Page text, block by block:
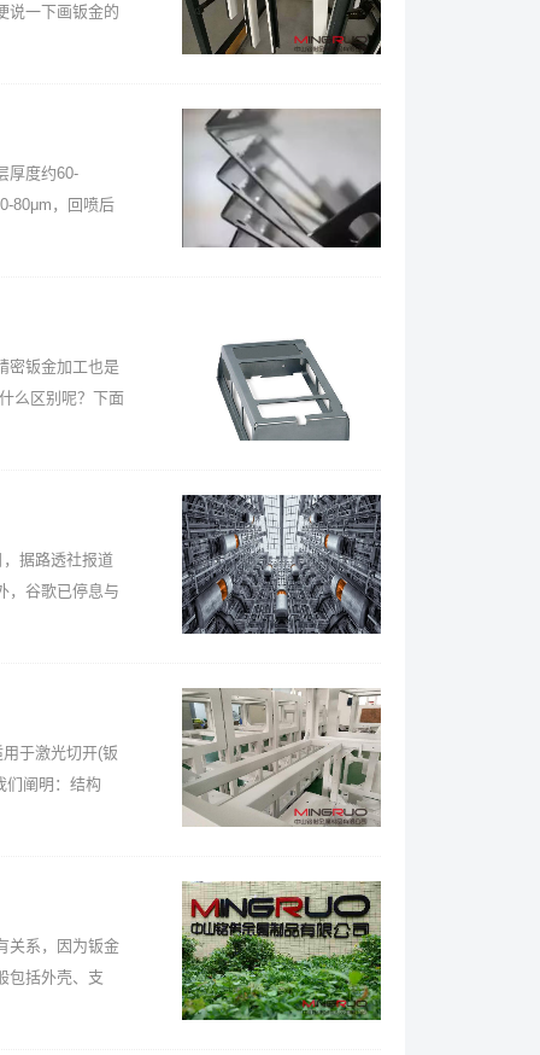
说一下画钣金的
厚度约60-
80μm，回喷后
密钣金加工也是
么区别呢？下面
据路透社报道
，谷歌已停息与
于激光切开(钣
们阐明：结构
系，因为钣金
括外壳、支